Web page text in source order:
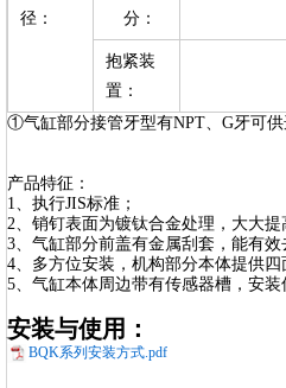
径：
分：
抱紧装
置：
①气缸部分接管牙型有NPT、G牙可供
产品特征：
1、执行JIS标准；
2、销钉表面为镀钛合金处理，大大提
3、气缸部分前盖有金属刮套，能有效
4、多方位安装，机构部分本体提供四
5、气缸本体周边带有传感器槽，安装
安装与使用：
BQK系列安装方式.pdf